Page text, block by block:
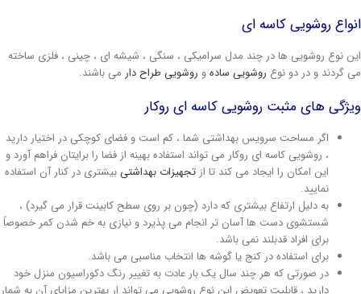
روشویی کاسه ای
نوع روشویی ها در چند مدل سرامیکی ، سنگی ، شیشه ای ، چینی ، فلزی ساخته
گردند و در دو نوع روشویی سادهو روشویی طراح دارمی باشند.
های مثبت روشویی کاسه ای روکار
اگر مساحت سرویس بهداشتی شما ، کم است و فضای کوچکی در اختیار دارید
، روشویی کاسه ای روکار می تواند استفاده بهینه از فضا را برایتان فراهم آورد و
این امکان را ایجاد می کند تا از تجهیزات بهداشتیبیشتری در کنار آن استفاده
نمایید.
به دلیل ارتفاع بیشتری که دارد (چون بر روی سطح کابینت قرار می گیرد) ،
شستشوی دست ها آسان تر انجام می پذیرد و نیازی به خم شدن کمر خصوصاً
برای افراد قدبلند نمی باشد.
برای استفاده در کنج یا گوشه ها انتخاب مناسبی می باشد.
در صورتی که هر چند سال یک بار عادت به تغییر رنگ دکوراسیون منزل خود
دارید ، قابلیت تعویض این نوع روشویی می تواند ار بهترین مزایای آن به شمار